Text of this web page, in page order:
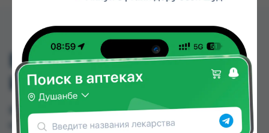
ВИТАМИН Ф99 ГЕЛЬ
ИНТИМ.50МЛ
ВИТАМИН Ф99 ГЕЛЬ ИНТИМ.50МЛ можно
купить или заказать в аптеках, Авиценна, Доро